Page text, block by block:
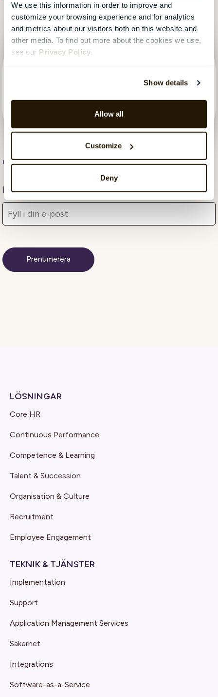
We use this information in order to improve and
customize your browsing experience and for analytics
and metrics about our visitors both on this website and
other media. To find out more about the cookies we use,
see our Privacy Policy.
Show details
Allow all
Customize
Deny
CatalystOne, 26 maj 2023
Få månatliga uppdateringar från bloggen!
LÖSNINGAR
Core HR
Continuous Performance
Competence & Learning
Talent & Succession
Organisation & Culture
Recruitment
Employee Engagement
TEKNIK & TJÄNSTER
Implementation
Support
Application Management Services
Säkerhet
Integrations
Software-as-a-Service